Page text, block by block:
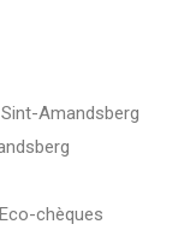
Amandsberg
chèques